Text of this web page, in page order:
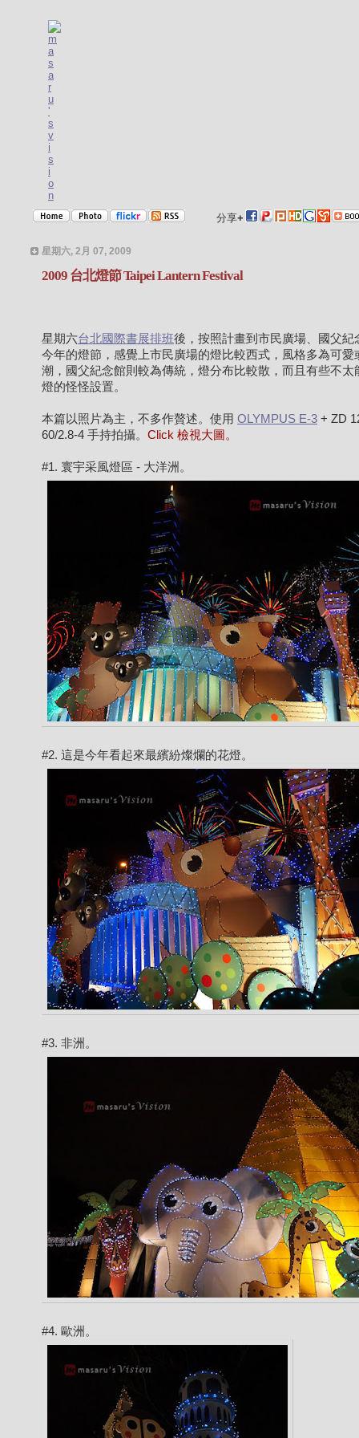
分享+
星期六, 2月 07, 2009
2009 台北燈節 Taipei Lantern Festival
星期六台北國際書展排班後，按照計畫到市民廣場、國父紀
今年的燈節，感覺上市民廣場的燈比較西式，風格多為可愛
潮，國父紀念館則較為傳統，燈分布比較散，而且有些不太
燈的怪怪設置。
本篇以照片為主，不多作贅述。使用 OLYMPUS E-3 + ZD
60/2.8-4 手持拍攝。 Click 檢視大圖。
#1. 寰宇采風燈區 - 大洋洲。
#2. 這是今年看起來最繽紛燦爛的花燈。
#3. 非洲。
#4. 歐洲。